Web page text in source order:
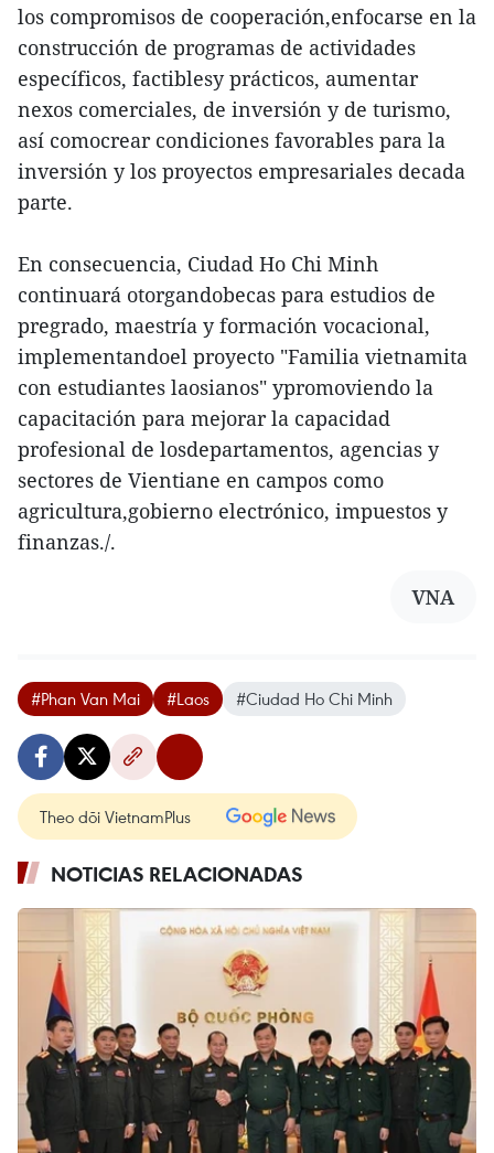
los compromisos de cooperación,enfocarse en la
construcción de programas de actividades
específicos, factiblesy prácticos, aumentar
nexos comerciales, de inversión y de turismo,
así comocrear condiciones favorables para la
inversión y los proyectos empresariales decada
parte.
En consecuencia, Ciudad Ho Chi Minh
continuará otorgandobecas para estudios de
pregrado, maestría y formación vocacional,
implementandoel proyecto "Familia vietnamita
con estudiantes laosianos" ypromoviendo la
capacitación para mejorar la capacidad
profesional de losdepartamentos, agencias y
sectores de Vientiane en campos como
agricultura,gobierno electrónico, impuestos y
finanzas./.
VNA
#Phan Van Mai #Laos #Ciudad Ho Chi Minh
Theo dõi VietnamPlus
NOTICIAS RELACIONADAS